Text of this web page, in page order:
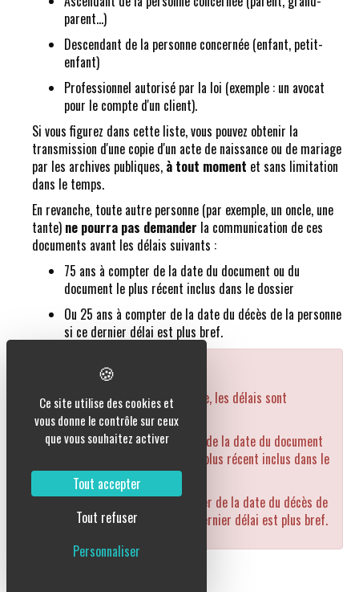
parent...)
Descendant de la personne concernée (enfant, petit-
enfant)
Professionnel autorisé par la loi (exemple : un avocat
pour le compte d'un client).
Si vous figurez dans cette liste, vous pouvez obtenir la
transmission d'une copie d'un acte de naissance ou de mariage
par les archives publiques, à tout moment et sans limitation
dans le temps.
En revanche, toute autre personne (par exemple, un oncle, une
tante) ne pourra pas demander la communication de ces
documents avant les délais suivants :
75 ans à compter de la date du document ou du
document le plus récent inclus dans le dossier
Ou 25 ans à compter de la date du décès de la personne
si ce dernier délai est plus bref.
Attention
Si la personne est mineure, les délais sont
différents :
100 ans à compter de la date du document
ou du document le plus récent inclus dans le
dossier
Ou 25 ans à compter de la date du décès de
la personne si ce dernier délai est plus bref.
Ce site utilise des cookies et
vous donne le contrôle sur ceux
que vous souhaitez activer
Tout accepter
Tout refuser
Personnaliser